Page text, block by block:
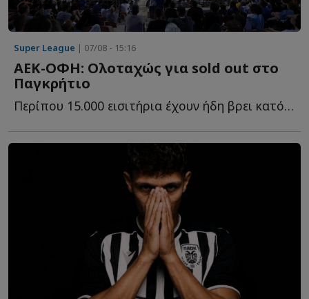
Super League | 07/08 - 15:16
ΑΕΚ-ΟΦΗ: Ολοταχώς για sold out στο
Παγκρήτιο
Περίπου 15.000 εισιτήρια έχουν ήδη βρει κατόχους για τη μ...